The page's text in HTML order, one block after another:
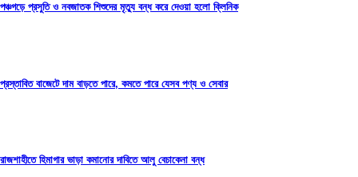
পঞ্চগড়ে প্রসুতি ও নবজাতক শিশুদের মৃত্যু বন্ধ করে দেওয়া হলো ক্লিনিক
প্রস্তাবিত বাজেটে দাম বাড়তে পারে, কমতে পারে যেসব পণ্য ও সেবার
রাজশাহীতে হিমাগার ভাড়া কমানোর দাবিতে আলু বেচাকেনা বন্ধ